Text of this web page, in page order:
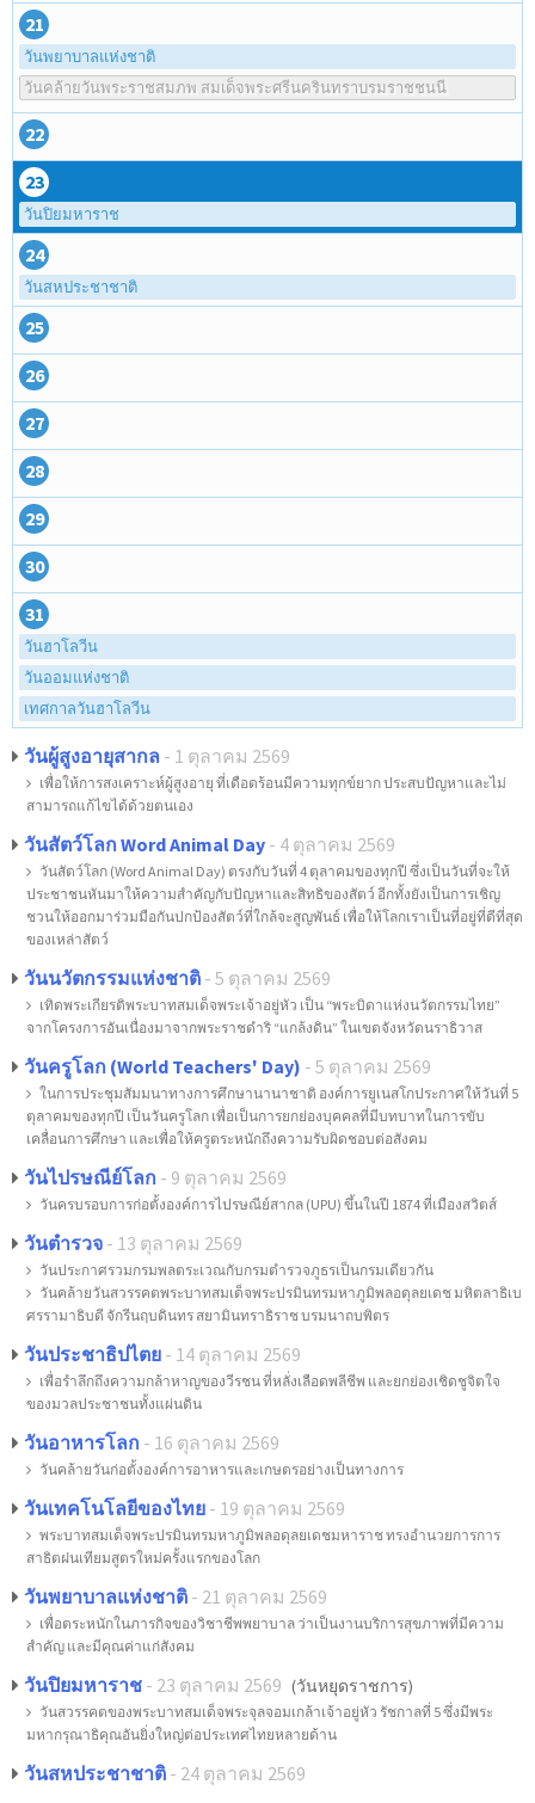
21
วันพยาบาลแห่งชาติ
วันคล้ายวันพระราชสมภพ สมเด็จพระศรีนครินทราบรมราชชนนี
22
23
วันปิยมหาราช
24
วันสหประชาชาติ
25
26
27
28
29
30
31
วันฮาโลวีน
วันออมแห่งชาติ
เทศกาลวันฮาโลวีน
วันผู้สูงอายุสากล - 1 ตุลาคม 2569
เพื่อให้การสงเคราะห์ผู้สูงอายุ ที่เดือดร้อนมีความทุกข์ยาก ประสบปัญหาและไม่
สามารถแก้ไขได้ด้วยตนเอง
วันสัตว์โลก Word Animal Day - 4 ตุลาคม 2569
วันสัตว์โลก (Word Animal Day) ตรงกับวันที่ 4 ตุลาคมของทุกปี ซึ่งเป็นวันที่จะให้
ประชาชนหันมาให้ความสำคัญกับปัญหาและสิทธิของสัตว์ อีกทั้งยังเป็นการเชิญ
ชวนให้ออกมาร่วมมือกันปกป้องสัตว์ที่ใกล้จะสูญพันธ์ เพื่อให้โลกเราเป็นที่อยู่ที่ดีที่สุด
ของเหล่าสัตว์
วันนวัตกรรมแห่งชาติ - 5 ตุลาคม 2569
เทิดพระเกียรติพระบาทสมเด็จพระเจ้าอยู่หัว เป็น “พระบิดาแห่งนวัตกรรมไทย”
จากโครงการอันเนื่องมาจากพระราชดำริ “แกล้งดิน” ในเขตจังหวัดนราธิวาส
วันครูโลก (World Teachers' Day) - 5 ตุลาคม 2569
ในการประชุมสัมมนาทางการศึกษานานาชาติ องค์การยูเนสโกประกาศให้วันที่ 5
ตุลาคมของทุกปี เป็นวันครูโลก เพื่อเป็นการยกย่องบุคคลที่มีบทบาทในการขับ
เคลื่อนการศึกษา และเพื่อให้ครูตระหนักถึงความรับผิดชอบต่อสังคม
วันไปรษณีย์โลก - 9 ตุลาคม 2569
วันครบรอบการก่อตั้งองค์การไปรษณีย์สากล (UPU) ขึ้นในปี 1874 ที่เมืองสวิตส์
วันตำรวจ - 13 ตุลาคม 2569
วันประกาศรวมกรมพลตระเวณกับกรมตำรวจภูธรเป็นกรมเดียวกัน
วันคล้ายวันสวรรคตพระบาทสมเด็จพระปรมินทรมหาภูมิพลอดุลยเดช มหิตลาธิเบ
ศรรามาธิบดี จักรีนฤบดินทร สยามินทราธิราช บรมนาถบพิตร
วันประชาธิปไตย - 14 ตุลาคม 2569
เพื่อรำลึกถึงความกล้าหาญของวีรชน ที่หลั่งเลือดพลีชีพ และยกย่องเชิดชูจิตใจ
ของมวลประชาชนทั้งแผ่นดิน
วันอาหารโลก - 16 ตุลาคม 2569
วันคล้ายวันก่อตั้งองค์การอาหารและเกษตรอย่างเป็นทางการ
วันเทคโนโลยีของไทย - 19 ตุลาคม 2569
พระบาทสมเด็จพระปรมินทรมหาภูมิพลอดุลยเดชมหาราช ทรงอำนวยการการ
สาธิตฝนเทียมสูตรใหม่ครั้งแรกของโลก
วันพยาบาลแห่งชาติ - 21 ตุลาคม 2569
เพื่อตระหนักในภารกิจของวิชาชีพพยาบาล ว่าเป็นงานบริการสุขภาพที่มีความ
สำคัญ และมีคุณค่าแก่สังคม
วันปิยมหาราช - 23 ตุลาคม 2569 (วันหยุดราชการ)
วันสวรรคตของพระบาทสมเด็จพระจุลจอมเกล้าเจ้าอยู่หัว รัชกาลที่ 5 ซึ่งมีพระ
มหากรุณาธิคุณอันยิ่งใหญ่ต่อประเทศไทยหลายด้าน
วันสหประชาชาติ - 24 ตุลาคม 2569